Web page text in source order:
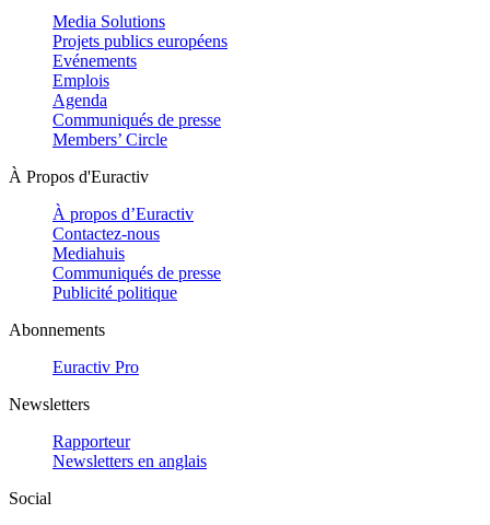
Media Solutions
Projets publics européens
Evénements
Emplois
Agenda
Communiqués de presse
Members’ Circle
À Propos d'Euractiv
À propos d’Euractiv
Contactez-nous
Mediahuis
Communiqués de presse
Publicité politique
Abonnements
Euractiv Pro
Newsletters
Rapporteur
Newsletters en anglais
Social